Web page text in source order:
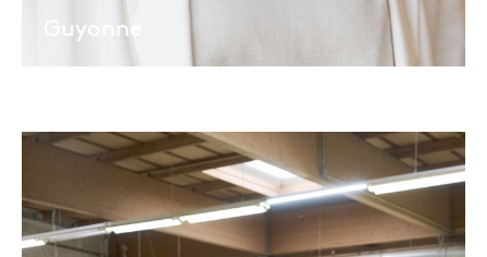
Guyonne